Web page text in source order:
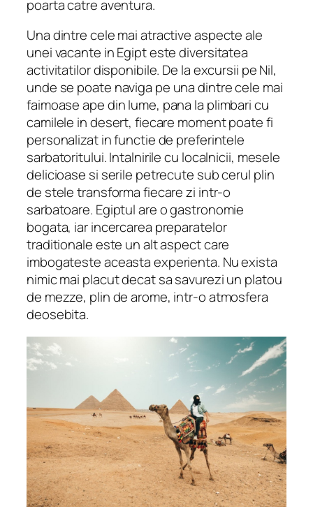
poarta catre aventura.
Una dintre cele mai atractive aspecte ale
unei vacante in Egipt este diversitatea
activitatilor disponibile. De la excursii pe Nil,
unde se poate naviga pe una dintre cele mai
faimoase ape din lume, pana la plimbari cu
camilele in desert, fiecare moment poate fi
personalizat in functie de preferintele
sarbatoritului. Intalnirile cu localnicii, mesele
delicioase si serile petrecute sub cerul plin
de stele transforma fiecare zi intr-o
sarbatoare. Egiptul are o gastronomie
bogata, iar incercarea preparatelor
traditionale este un alt aspect care
imbogateste aceasta experienta. Nu exista
nimic mai placut decat sa savurezi un platou
de mezze, plin de arome, intr-o atmosfera
deosebita.